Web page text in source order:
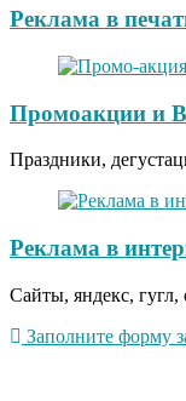
Реклама в
Промоакции и
Праздники,
Реклама в
Сайты, яндекс, гугл,
Заполните форму